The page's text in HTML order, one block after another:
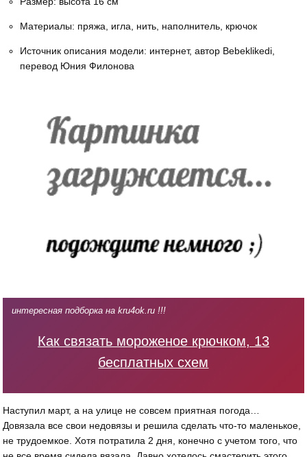
Материалы: пряжа, игла, нить, наполнитель, крючок
Источник описания модели: интернет, автор Bebeklikedi,
перевод Юния Филонова
интересная подборка на kru4ok.ru !!!
Как связать мороженое крючком, 13
бесплатных схем
Наступил март, а на улице не совсем приятная погода…
Довязала все свои недовязы и решила сделать что-то маленькое,
не трудоемкое. Хотя потратила 2 дня, конечно с учетом того, что